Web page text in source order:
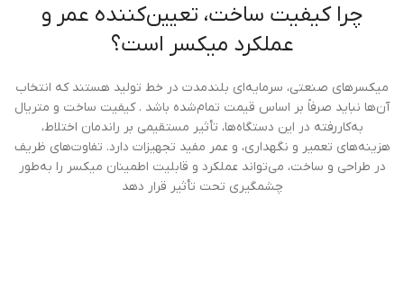
چرا کیفیت ساخت، تعیین‌کننده عمر و
عملکرد میکسر است؟
میکسرهای صنعتی، سرمایه‌ای بلندمدت در خط تولید هستند که انتخاب
آن‌ها نباید صرفاً بر اساس قیمت تمام‌شده باشد . کیفیت ساخت و متریال
به‌کاررفته در این دستگاه‌ها، تأثیر مستقیمی بر راندمان اختلاط،
هزینه‌های تعمیر و نگهداری، و عمر مفید تجهیزات دارد. تفاوت‌های ظریف
در طراحی و ساخت، می‌تواند عملکرد و قابلیت اطمینان میکسر را به‌طور
چشمگیری تحت تأثیر قرار دهد